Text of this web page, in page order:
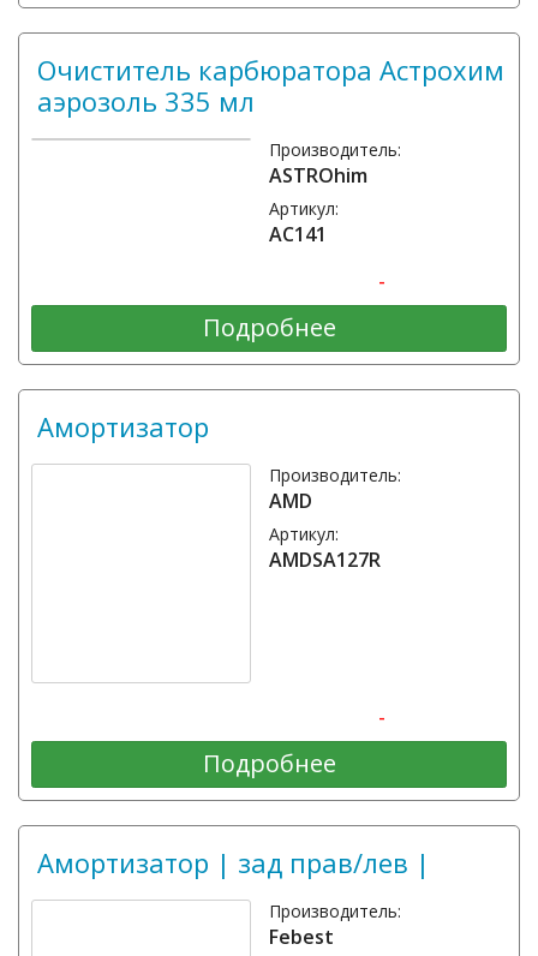
Очиститель карбюратора Астрохим
аэрозоль 335 мл
Производитель:
ASTROhim
Артикул:
АС141
-
Подробнее
Амортизатор
Производитель:
AMD
Артикул:
AMDSA127R
-
Подробнее
Амортизатор | зад прав/лев |
Производитель:
Febest